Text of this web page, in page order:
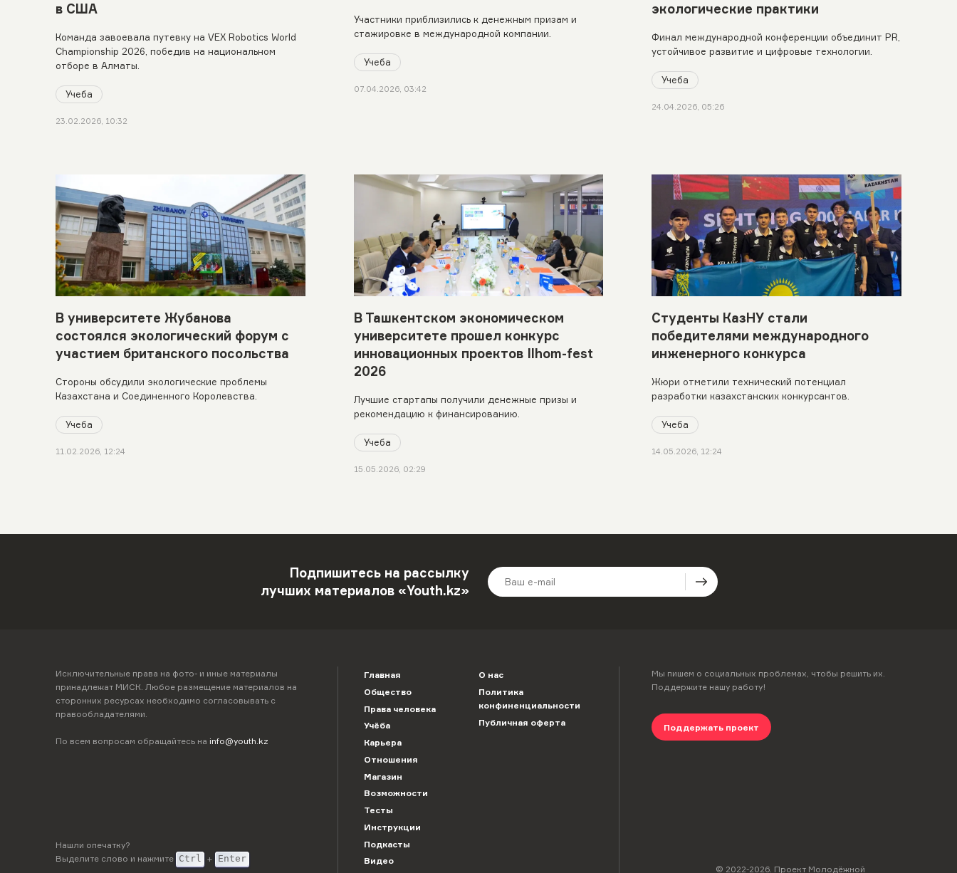
в США
Команда завоевала путевку на VEX Robotics World
Championship 2026, победив на национальном
отборе в Алматы.
Учеба
23.02.2026, 10:32
Участники приблизились к денежным призам и
стажировке в международной компании.
Учеба
07.04.2026, 03:42
экологические практики
Финал международной конференции объединит PR,
устойчивое развитие и цифровые технологии.
Учеба
24.04.2026, 05:26
В университете Жубанова
состоялся экологический форум с
участием британского посольства
Стороны обсудили экологические проблемы
Казахстана и Соединенного Королевства.
Учеба
11.02.2026, 12:24
В Ташкентском экономическом
университете прошел конкурс
инновационных проектов Ilhom-fest
2026
Лучшие стартапы получили денежные призы и
рекомендацию к финансированию.
Учеба
15.05.2026, 02:29
Студенты КазНУ стали
победителями международного
инженерного конкурса
Жюри отметили технический потенциал
разработки казахстанских конкурсантов.
Учеба
14.05.2026, 12:24
Подпишитесь на рассылку
лучших материалов «Youth.kz»
Исключительные права на фото- и иные материалы
принадлежат МИСК. Любое размещение материалов на
сторонних ресурсах необходимо согласовывать с
правообладателями.
По всем вопросам обращайтесь на info@youth.kz
Нашли опечатку?
Выделите слово и нажмите Ctrl + Enter
Главная
Общество
Права человека
Учёба
Карьера
Отношения
Магазин
Возможности
Тесты
Инструкции
Подкасты
Видео
О нас
Политика
конфиненциальности
Публичная оферта
Мы пишем о социальных проблемах, чтобы решить их.
Поддержите нашу работу!
Поддержать проект
© 2022-2026. Проект Молодёжной